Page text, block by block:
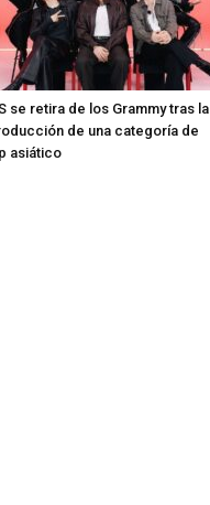
se retira de los Grammy tras la
de una categoría de
asiático